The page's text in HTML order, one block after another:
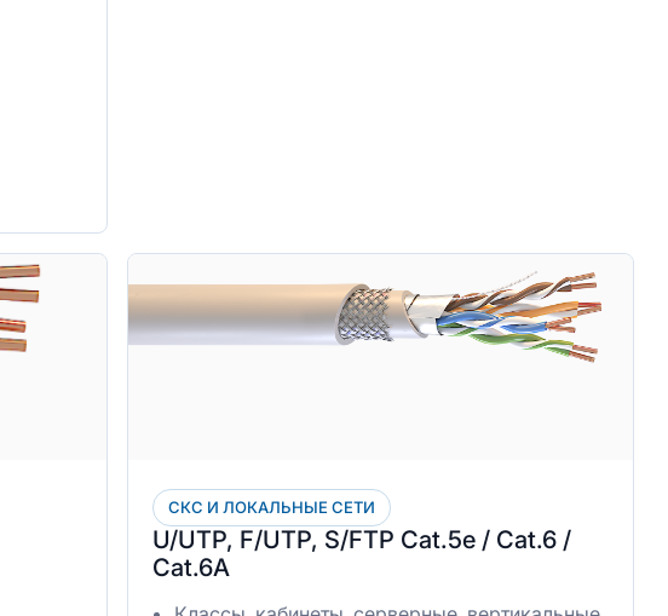
СКС И ЛОКАЛЬНЫЕ СЕТИ
U/UTP, F/UTP, S/FTP Cat.5e / Cat.6 /
Cat.6A